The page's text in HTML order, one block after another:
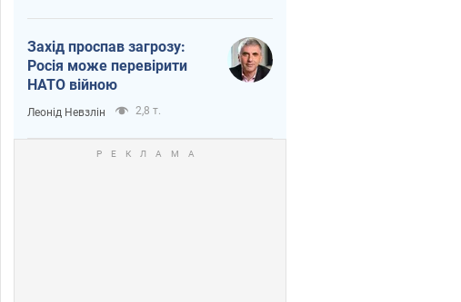
Захід проспав загрозу:
Росія може перевірити
НАТО війною
Леонід Невзлін 2,8 т.